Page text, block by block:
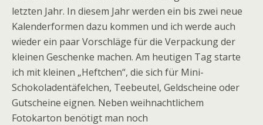
letzten Jahr. In diesem Jahr werden ein bis zwei neue
Kalenderformen dazu kommen und ich werde auch
wieder ein paar Vorschläge für die Verpackung der
kleinen Geschenke machen. Am heutigen Tag starte
ich mit kleinen „Heftchen“, die sich für Mini-
Schokoladentäfelchen, Teebeutel, Geldscheine oder
Gutscheine eignen. Neben weihnachtlichem
Fotokarton benötigt man noch